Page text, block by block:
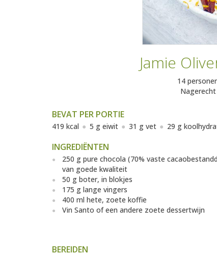
Jamie
14
Nagerecht
BEVAT PER PORTIE
419 kcal 5 g eiwit 31 g vet 29 g
INGREDIËNTEN
250 g pure chocola (70% vaste
van goede kwaliteit
50 g boter, in blokjes
175 g lange vingers
400 ml hete, zoete koffie
Vin Santo of een andere zoete dessertwijn
BEREIDEN